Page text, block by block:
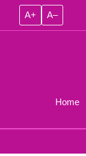
A+ A–
Home